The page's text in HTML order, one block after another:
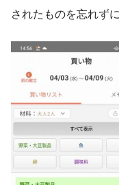
されたものを忘れず